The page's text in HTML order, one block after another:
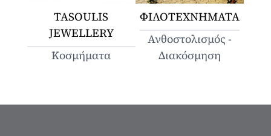
TASOULIS
JEWELLERY
Κοσμήματα
ΦΙΛΟΤΕΧΝΗΜΑΤΑ
Ανθοστολισμός -
Διακόσμηση